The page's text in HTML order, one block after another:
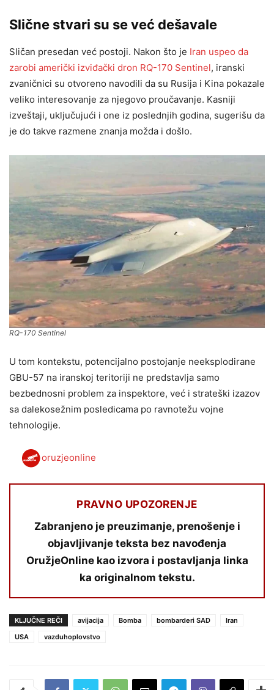
Slične stvari su se već dešavale
Sličan presedan već postoji. Nakon što je Iran uspeo da
zarobi američki izviđački dron RQ-170 Sentinel, iranski
zvaničnici su otvoreno navodili da su Rusija i Kina pokazale
veliko interesovanje za njegovo proučavanje. Kasniji
izveštaji, uključujući i one iz poslednjih godina, sugerišu da
je do takve razmene znanja možda i došlo.
RQ-170 Sentinel
U tom kontekstu, potencijalno postojanje neeksplodirane
GBU-57 na iranskoj teritoriji ne predstavlja samo
bezbednosni problem za inspektore, već i strateški izazov
sa dalekosežnim posledicama po ravnotežu vojne
tehnologije.
oruzjeonline
PRAVNO UPOZORENJE
Zabranjeno je preuzimanje, prenošenje i
objavljivanje teksta bez navođenja
OružjeOnline kao izvora i postavljanja linka
ka originalnom tekstu.
KLJUČNE REČI avijacija Bomba bombarderi SAD
Iran
USA
vazduhoplovstvo